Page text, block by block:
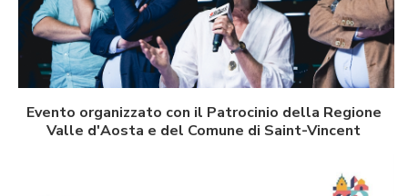
Evento organizzato con il Patrocinio della Regione
Valle d'Aosta e del Comune di Saint-Vincent